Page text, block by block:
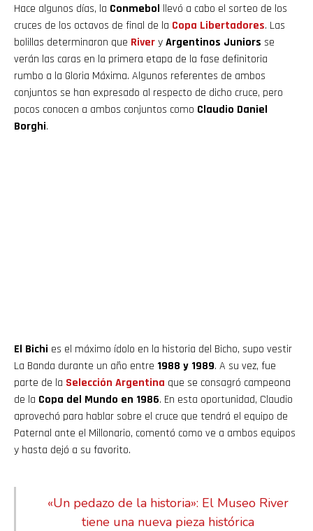
Hace algunos días, la Conmebol llevó a cabo el sorteo de los
cruces de los octavos de final de la Copa Libertadores. Las
bolillas determinaron que RiveryArgentinos Juniors se
verán las caras en la primera etapa de la fase definitoria
rumbo a la Gloria Máxima. Algunos referentes de ambos
conjuntos se han expresado al respecto de dicho cruce, pero
pocos conocen a ambos conjuntos como Claudio Daniel
Borghi.
El Bichi es el máximo ídolo en la historia del Bicho, supo vestir
La Banda durante un año entre 1988 y 1989. A su vez, fue
parte de la Selección Argentina que se consagró campeona
de la Copa del Mundo en 1986. En esta oportunidad, Claudio
aprovechó para hablar sobre el cruce que tendrá el equipo de
Paternal ante el Millonario, comentó como ve a ambos equipos
y hasta dejó a su favorito.
«Un pedazo de la historia»: El Museo River
tiene una nueva pieza histórica